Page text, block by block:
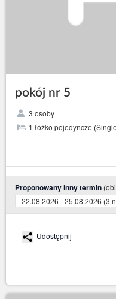
pokój nr 5
3 osoby
1 łóżko pojedyncze
Proponowany inny termin
22.08.2026 - 25.08.2026 (3
Udostępnij